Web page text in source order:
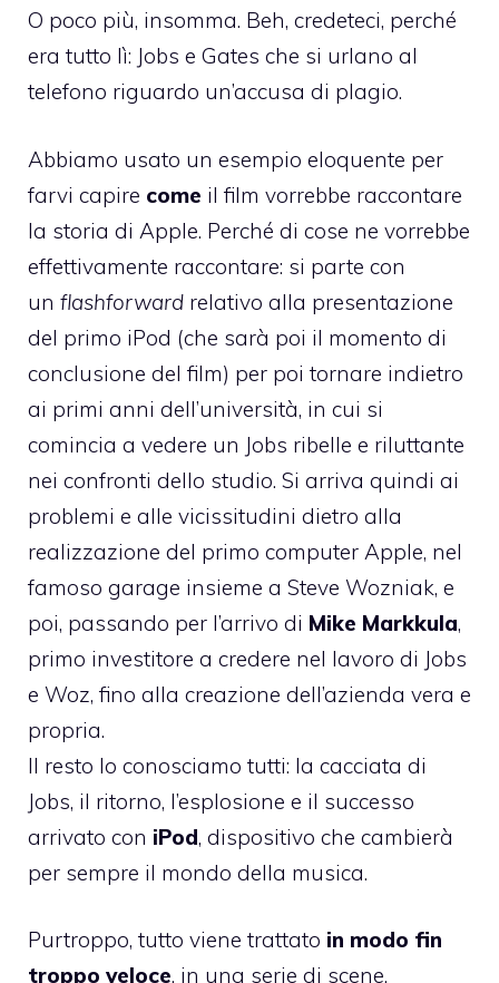
O poco più, insomma. Beh, credeteci, perché
era tutto lì: Jobs e Gates che si urlano al
telefono riguardo un’accusa di plagio.
Abbiamo usato un esempio eloquente per
farvi capire come il film vorrebbe raccontare
la storia di Apple. Perché di cose ne vorrebbe
effettivamente raccontare: si parte con
un flashforward relativo alla presentazione
del primo iPod (che sarà poi il momento di
conclusione del film) per poi tornare indietro
ai primi anni dell’università, in cui si
comincia a vedere un Jobs ribelle e riluttante
nei confronti dello studio. Si arriva quindi ai
problemi e alle vicissitudini dietro alla
realizzazione del primo computer Apple, nel
famoso garage insieme a Steve Wozniak, e
poi, passando per l’arrivo di Mike Markkula,
primo investitore a credere nel lavoro di Jobs
e Woz, fino alla creazione dell’azienda vera e
propria.
Il resto lo conosciamo tutti: la cacciata di
Jobs, il ritorno, l’esplosione e il successo
arrivato con iPod, dispositivo che cambierà
per sempre il mondo della musica.
Purtroppo, tutto viene trattato in modo fin
troppo veloce, in una serie di scene,